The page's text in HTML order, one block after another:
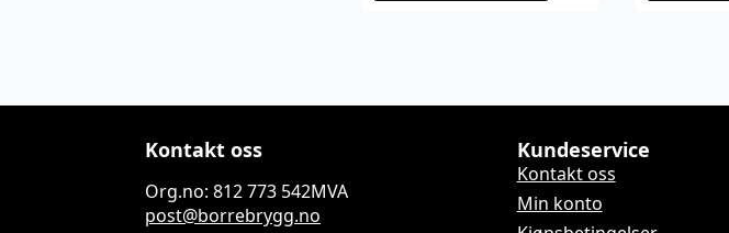
Kontakt oss
Org.no: 812 773 542MVA
post@borrebrygg.no
Kundeservice
Kontakt oss
Min konto